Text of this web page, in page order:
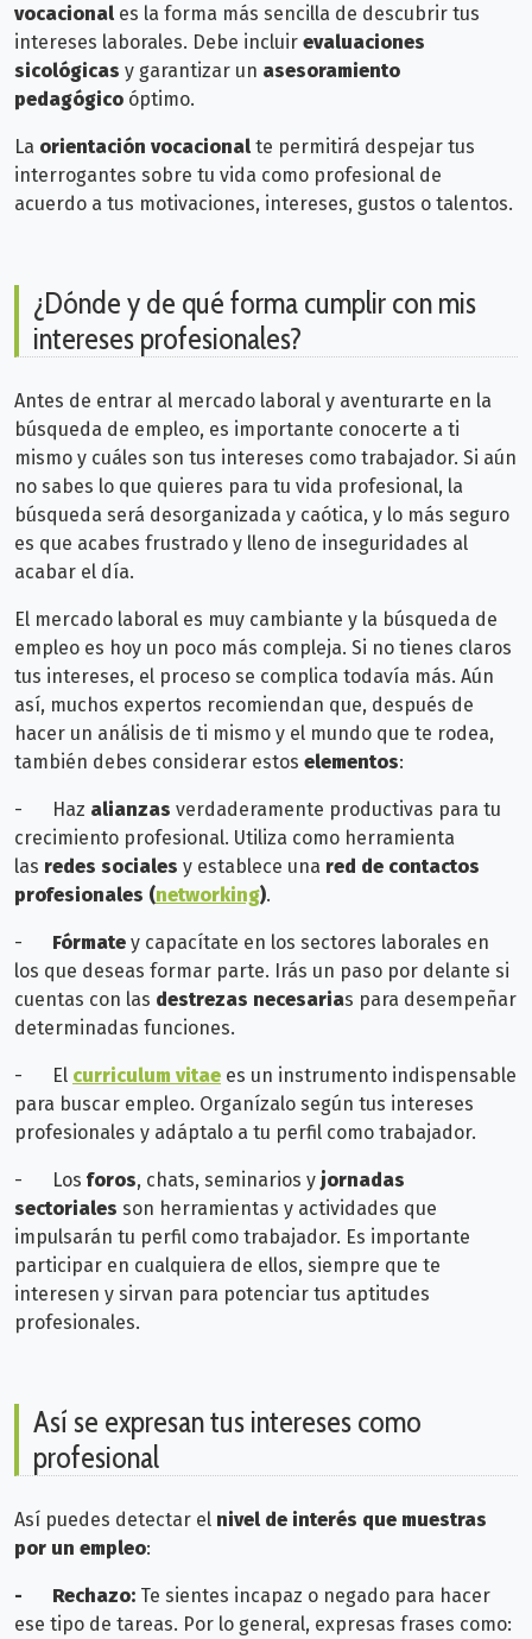
vocacional es la forma más sencilla de descubrir tus
intereses laborales. Debe incluir evaluaciones
sicológicas y garantizar un asesoramiento
pedagógico óptimo.
La orientación vocacional te permitirá despejar tus
interrogantes sobre tu vida como profesional de
acuerdo a tus motivaciones, intereses, gustos o talentos.
¿Dónde y de qué forma cumplir con mis
intereses profesionales?
Antes de entrar al mercado laboral y aventurarte en la
búsqueda de empleo, es importante conocerte a ti
mismo y cuáles son tus intereses como trabajador. Si aún
no sabes lo que quieres para tu vida profesional, la
búsqueda será desorganizada y caótica, y lo más seguro
es que acabes frustrado y lleno de inseguridades al
acabar el día.
El mercado laboral es muy cambiante y la búsqueda de
empleo es hoy un poco más compleja. Si no tienes claros
tus intereses, el proceso se complica todavía más. Aún
así, muchos expertos recomiendan que, después de
hacer un análisis de ti mismo y el mundo que te rodea,
también debes considerar estos elementos:
- Haz alianzas verdaderamente productivas para tu
crecimiento profesional. Utiliza como herramienta
las redes sociales y establece una red de contactos
profesionales (networking).
- Fórmate y capacítate en los sectores laborales en
los que deseas formar parte. Irás un paso por delante si
cuentas con las destrezas necesarias para desempeñar
determinadas funciones.
- El curriculum vitae es un instrumento indispensable
para buscar empleo. Organízalo según tus intereses
profesionales y adáptalo a tu perfil como trabajador.
- Los foros, chats, seminarios y jornadas
sectoriales son herramientas y actividades que
impulsarán tu perfil como trabajador. Es importante
participar en cualquiera de ellos, siempre que te
interesen y sirvan para potenciar tus aptitudes
profesionales.
Así se expresan tus intereses como
profesional
Así puedes detectar el nivel de interés que muestras
por un empleo:
- Rechazo: Te sientes incapaz o negado para hacer
ese tipo de tareas. Por lo general, expresas frases como: